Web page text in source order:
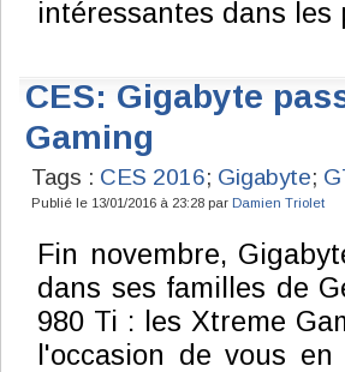
intéressantes dans les
CES: Gigabyte
Gaming
Tags : CES 2016; Gigabyte;
Publié le 13/01/2016 à 23:28 par Damien Triolet
Fin novembre,
dans ses familles de
980 Ti : les Xtreme
l'occasion de vous